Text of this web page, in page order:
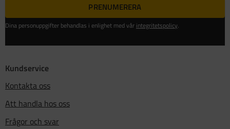
PRENUMERERA
Dina personuppgifter behandlas i enlighet med vår integritetspolicy.
Kundservice
Kontakta oss
Att handla hos oss
Frågor och svar